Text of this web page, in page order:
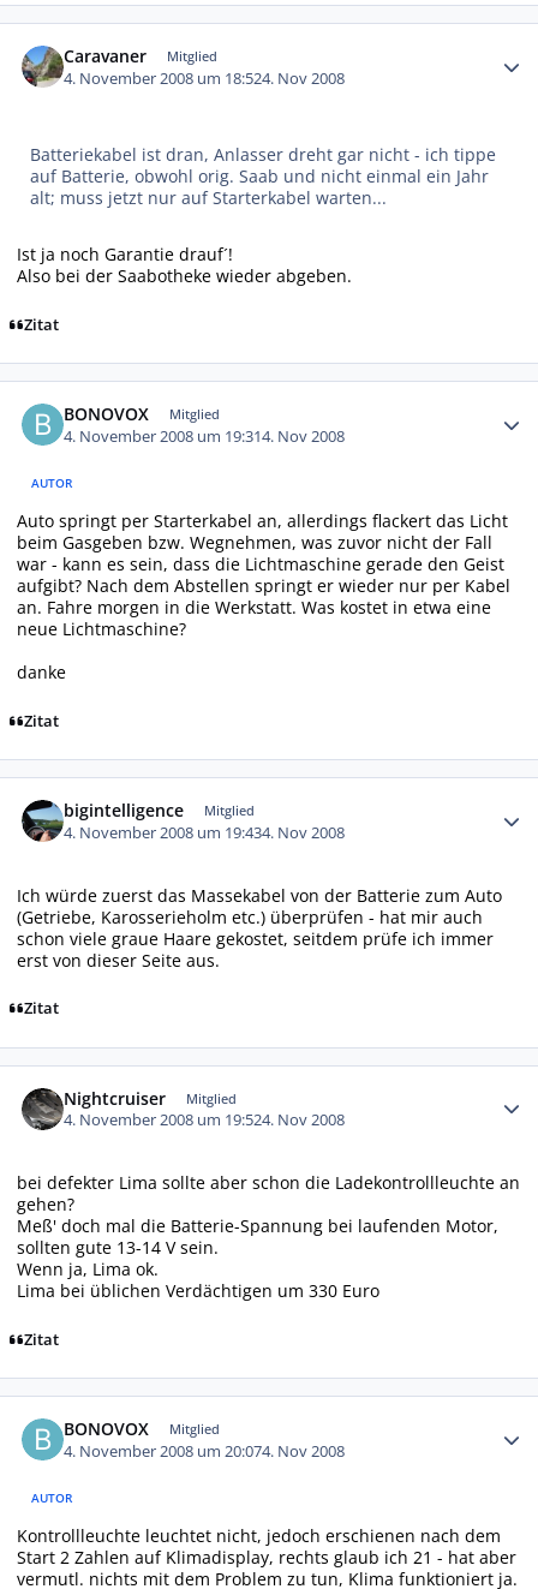
Caravaner Mitglied
4. November 2008 um 18:524. Nov 2008
Batteriekabel ist dran, Anlasser dreht gar nicht - ich tippe
auf Batterie, obwohl orig. Saab und nicht einmal ein Jahr
alt; muss jetzt nur auf Starterkabel warten...
Ist ja noch Garantie drauf´!
Also bei der Saabotheke wieder abgeben.
Zitat
BONOVOX Mitglied
4. November 2008 um 19:314. Nov 2008
AUTOR
Auto springt per Starterkabel an, allerdings flackert das Licht
beim Gasgeben bzw. Wegnehmen, was zuvor nicht der Fall
war - kann es sein, dass die Lichtmaschine gerade den Geist
aufgibt? Nach dem Abstellen springt er wieder nur per Kabel
an. Fahre morgen in die Werkstatt. Was kostet in etwa eine
neue Lichtmaschine?
danke
Zitat
bigintelligence Mitglied
4. November 2008 um 19:434. Nov 2008
Ich würde zuerst das Massekabel von der Batterie zum Auto
(Getriebe, Karosserieholm etc.) überprüfen - hat mir auch
schon viele graue Haare gekostet, seitdem prüfe ich immer
erst von dieser Seite aus.
Zitat
Nightcruiser Mitglied
4. November 2008 um 19:524. Nov 2008
bei defekter Lima sollte aber schon die Ladekontrollleuchte an
gehen?
Meß' doch mal die Batterie-Spannung bei laufenden Motor,
sollten gute 13-14 V sein.
Wenn ja, Lima ok.
Lima bei üblichen Verdächtigen um 330 Euro
Zitat
BONOVOX Mitglied
4. November 2008 um 20:074. Nov 2008
AUTOR
Kontrollleuchte leuchtet nicht, jedoch erschienen nach dem
Start 2 Zahlen auf Klimadisplay, rechts glaub ich 21 - hat aber
vermutl. nichts mit dem Problem zu tun, Klima funktioniert ja.